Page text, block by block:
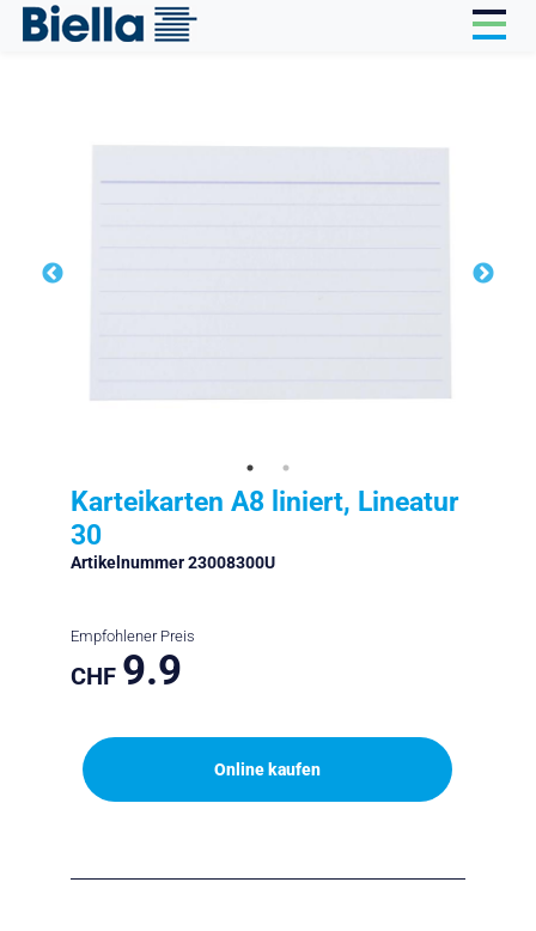
Karteikarten A8 liniert, Lineatur
30
Artikelnummer 23008300U
Empfohlener Preis
CHF 9.9
Online kaufen
Cookie-Einstellungen